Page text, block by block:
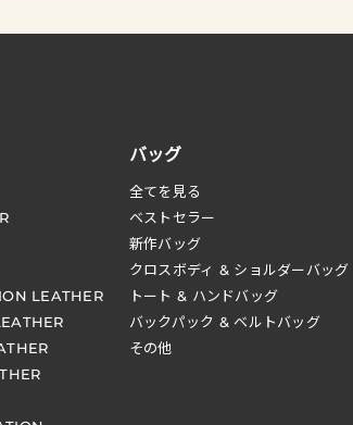
LEATHER
バッグ
全てを見る
ベストセラー
新作バッグ
クロスボディ & ショルダーバッグ
トート & ハンドバッグ
バックパック & ベルトバッグ
その他